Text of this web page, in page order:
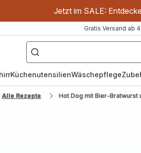
Jetzt im SALE:
Gratis Versand ab
["OptiGrill","Easy
Fry","Pfanne"]
KüchenutensilienWäschepflege
Alle Rezepte Hot Dog mit Bier-Bratwurst